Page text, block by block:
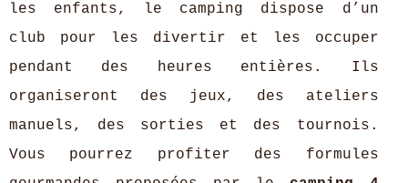
les enfants, le camping dispose d’un
club pour les divertir et les occuper
pendant des heures entières. Ils
organiseront des jeux, des ateliers
manuels, des sorties et des tournois.
Vous pourrez profiter des formules